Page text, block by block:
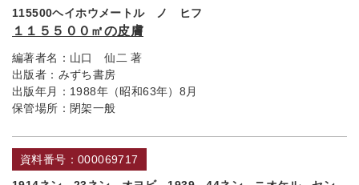
115500ヘイホウメートル ノ ヒフ
１１５５００㎡の皮膚
編著者名： 山口 仙二 著
出版者： みずち書房
出版年月： 1988年（昭和63年）8月
保管場所： 閉架一般
資料番号：000069717